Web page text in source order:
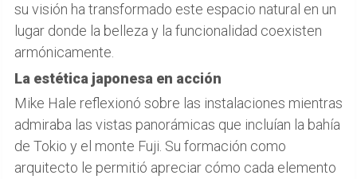
su visión ha transformado este espacio natural en un
lugar donde la belleza y la funcionalidad coexisten
armónicamente.
La estética japonesa en acción
Mike Hale reflexionó sobre las instalaciones mientras
admiraba las vistas panorámicas que incluían la bahía
de Tokio y el monte Fuji. Su formación como
arquitecto le permitió apreciar cómo cada elemento